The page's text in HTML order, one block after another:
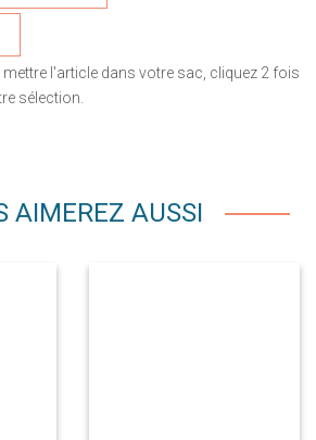
mettre l'article dans votre sac, cliquez 2 fois
sélection.
AIMEREZ AUSSI